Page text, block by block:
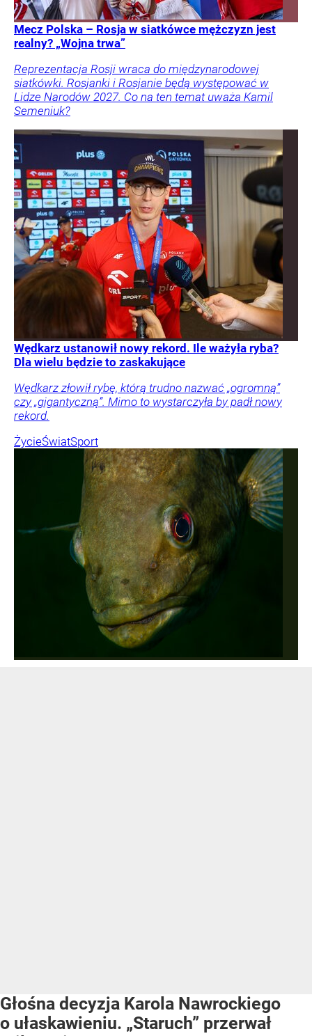
Mecz Polska – Rosja w siatkówce mężczyzn jest
realny? „Wojna trwa”
Reprezentacja Rosji wraca do międzynarodowej
siatkówki. Rosjanki i Rosjanie będą występować w
Lidze Narodów 2027. Co na ten temat uważa Kamil
Semeniuk?
Wędkarz ustanowił nowy rekord. Ile ważyła ryba?
Dla wielu będzie to zaskakujące
Wędkarz złowił rybę, którą trudno nazwać „ogromną”
czy „gigantyczną”. Mimo to wystarczyła by padł nowy
rekord.
ŻycieŚwiatSport
Głośna decyzja Karola Nawrockiego
o ułaskawieniu. „Staruch” przerwał